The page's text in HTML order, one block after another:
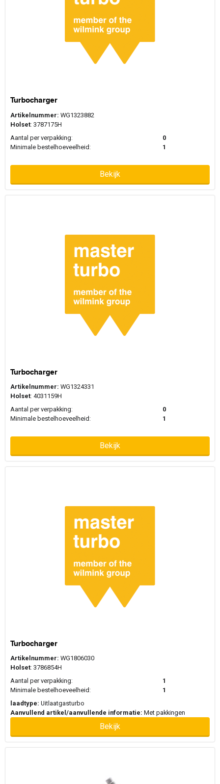
Turbocharger
Artikelnummer: WG1323882
Holset: 3787175H
Aantal per verpakking:
0
Minimale bestelhoeveelheid:
1
Bekijk
Turbocharger
Artikelnummer: WG1324331
Holset: 4031159H
Aantal per verpakking:
0
Minimale bestelhoeveelheid:
1
Bekijk
Turbocharger
Artikelnummer: WG1806030
Holset: 3786854H
Aantal per verpakking:
1
Minimale bestelhoeveelheid:
1
laadtype: Uitlaatgasturbo
Aanvullend artikel/aanvullende informatie: Met pakkingen
Bekijk